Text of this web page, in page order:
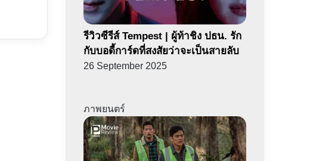
รีวิวซีรีส์ Tempest | ผู้ท้าชิง ปธน. รัก
กับบอดี้การ์ดที่สงสัยว่าจะเป็นสายลับ
26 September 2025
ภาพยนตร์